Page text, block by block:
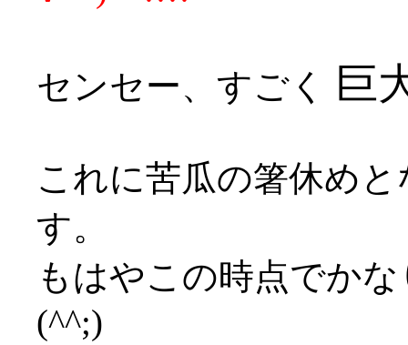
センセー、すごく 巨
これに苦瓜の箸休め
す。
もはやこの時点でか
(^^;)